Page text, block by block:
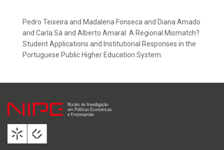
Pedro Teixeira and Madalena Fonseca and Diana Amado
and Carla Sá and Alberto Amaral. A Regional Mismatch?
Student Applications and Institutional Responses in the
Portuguese Public Higher Education System.